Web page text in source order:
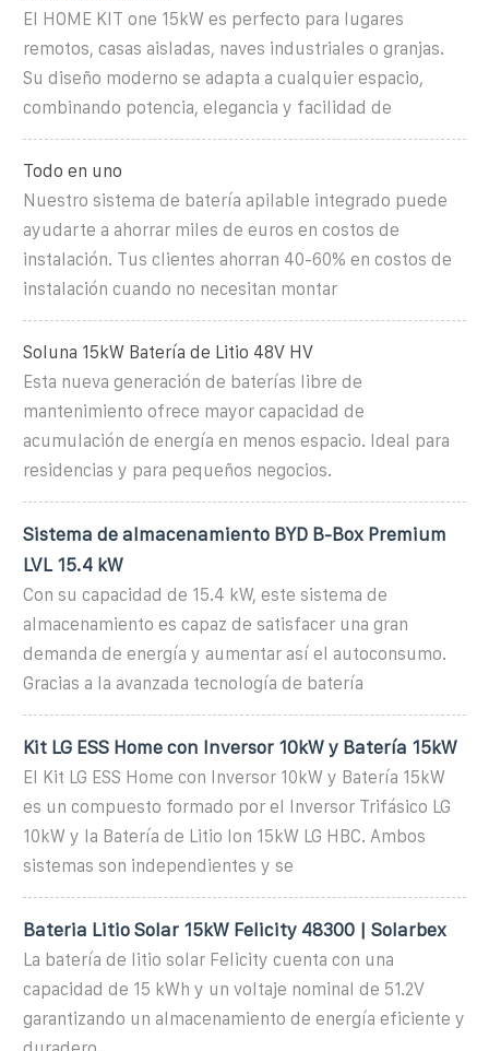
El HOME KIT one 15kW es perfecto para lugares
remotos, casas aisladas, naves industriales o granjas.
Su diseño moderno se adapta a cualquier espacio,
combinando potencia, elegancia y facilidad de
Todo en uno
Nuestro sistema de batería apilable integrado puede
ayudarte a ahorrar miles de euros en costos de
instalación. Tus clientes ahorran 40-60% en costos de
instalación cuando no necesitan montar
Soluna 15kW Batería de Litio 48V HV
Esta nueva generación de baterías libre de
mantenimiento ofrece mayor capacidad de
acumulación de energía en menos espacio. Ideal para
residencias y para pequeños negocios.
Sistema de almacenamiento BYD B-Box Premium
LVL 15.4 kW
Con su capacidad de 15.4 kW, este sistema de
almacenamiento es capaz de satisfacer una gran
demanda de energía y aumentar así el autoconsumo.
Gracias a la avanzada tecnología de batería
Kit LG ESS Home con Inversor 10kW y Batería 15kW
El Kit LG ESS Home con Inversor 10kW y Batería 15kW
es un compuesto formado por el Inversor Trifásico LG
10kW y la Batería de Litio Ion 15kW LG HBC. Ambos
sistemas son independientes y se
Bateria Litio Solar 15kW Felicity 48300 | Solarbex
La batería de litio solar Felicity cuenta con una
capacidad de 15 kWh y un voltaje nominal de 51.2V
garantizando un almacenamiento de energía eficiente y